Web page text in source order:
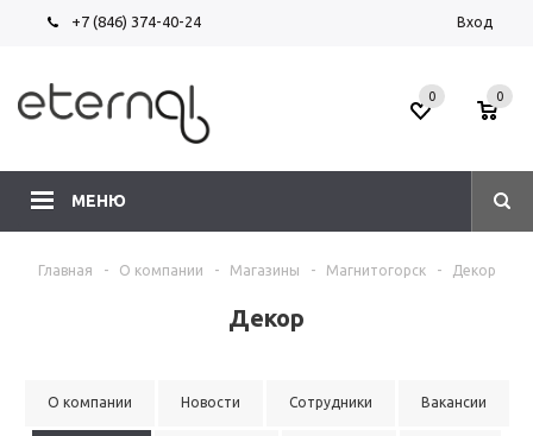
+7 (846) 374-40-24 Вход
МЕНЮ
0 0
Главная - О компании - Магазины - Магнитогорск - Декор
Декор
О компании Новости Сотрудники Вакансии